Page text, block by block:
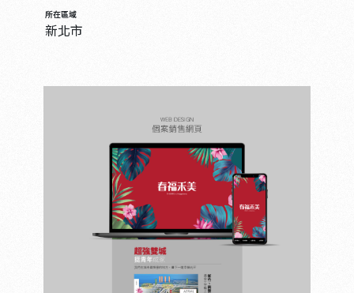
所在區域
新北市